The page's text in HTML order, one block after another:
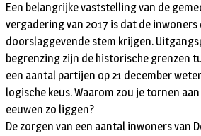
Een belangrijke vaststelling van de
vergadering van 2017 is dat de inwoners
doorslaggevende stem krijgen.
begrenzing zijn de historische grenzen
een aantal partijen op 21 december
logische keus. Waarom zou je tornen
eeuwen zo liggen?
De zorgen van een aantal inwoners van